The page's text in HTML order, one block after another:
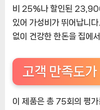
비 25%나 할인된
있어 가성비가 뛰어납니
없이 건강한 한돈을 집에
고객 만족도
이 제품은 총 75회의 평